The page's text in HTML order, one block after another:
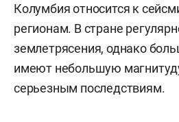
Колумбия относится к
регионам. В стране
землетрясения, однако
имеют небольшую
серьезным последствиям.